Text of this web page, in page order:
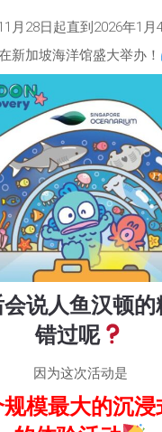
月28日起直到2026年1月
新加坡海洋馆盛大举办！
说人鱼汉顿
错过呢
因为这次活动是
模最大的沉